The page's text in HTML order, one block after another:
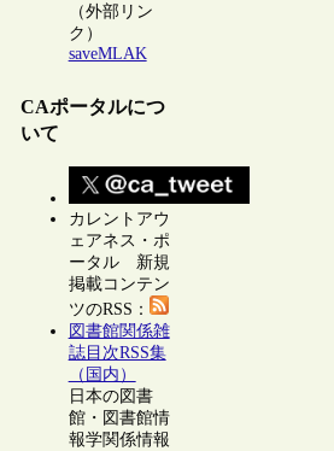
（外部リン
ク）
saveMLAK
CAポータルにつ
いて
カレントアウ
ェアネス・ポ
ータル 新規
掲載コンテン
ツのRSS：
図書館関係雑
誌目次RSS集
（国内）
日本の図書
館・図書館情
報学関係情報